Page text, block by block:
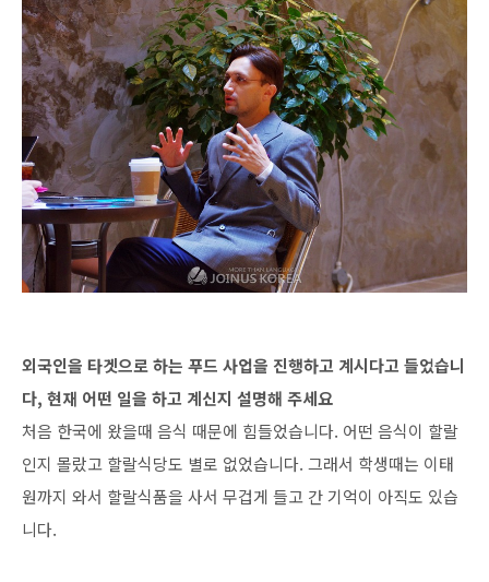
외국인을 타겟으로 하는 푸드 사업을 진행하고 계시다고 들었습니
다, 현재 어떤 일을 하고 계신지 설명해 주세요
처음 한국에 왔을때 음식 때문에 힘들었습니다. 어떤 음식이 할랄
인지 몰랐고 할랄식당도 별로 없었습니다. 그래서 학생때는 이태
원까지 와서 할랄식품을 사서 무겁게 들고 간 기억이 아직도 있습
니다.